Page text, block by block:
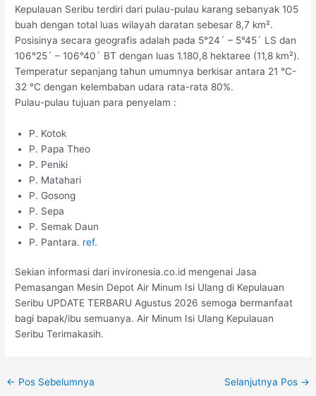
Kepulauan Seribu terdiri dari pulau-pulau karang sebanyak 105
buah dengan total luas wilayah daratan sebesar 8,7 km².
Posisinya secara geografis adalah pada 5°24´ – 5°45´ LS dan
106°25´ – 106°40´ BT dengan luas 1.180,8 hektaree (11,8 km²).
Temperatur sepanjang tahun umumnya berkisar antara 21 °C-
32 °C dengan kelembaban udara rata-rata 80%.
Pulau-pulau tujuan para penyelam :
P. Kotok
P. Papa Theo
P. Peniki
P. Matahari
P. Gosong
P. Sepa
P. Semak Daun
P. Pantara. ref.
Sekian informasi dari invironesia.co.id mengenai Jasa
Pemasangan Mesin Depot Air Minum Isi Ulang di Kepulauan
Seribu UPDATE TERBARU Agustus 2026 semoga bermanfaat
bagi bapak/ibu semuanya. Air Minum Isi Ulang Kepulauan
Seribu Terimakasih.
← Pos Sebelumnya Selanjutnya Pos →